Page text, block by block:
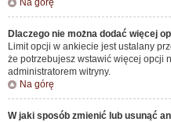
Na górę
Dlaczego nie można dodać więcej
Limit opcji w ankiecie jest ustalany
że potrzebujesz wstawić więcej opcji
administratorem witryny.
Na górę
W jaki sposób zmienić lub usunąć